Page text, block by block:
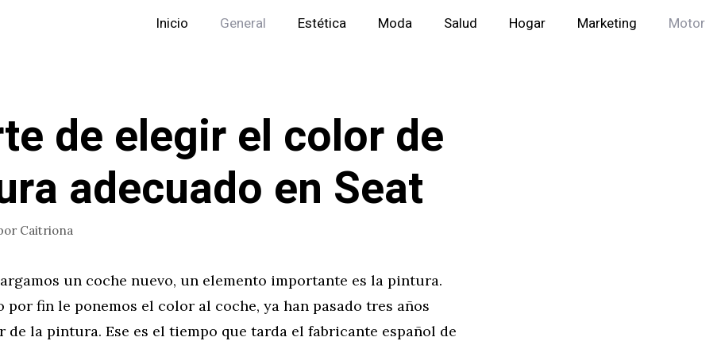
Inicio General Estética Moda Salud Hogar Marketing Motor
de elegir el color de
adecuado en Seat
Caitriona
un coche nuevo, un elemento importante es la pintura.
por fin le ponemos el color al coche, ya han pasado tres años
de la pintura. Ese es el tiempo que tarda el fabricante español de